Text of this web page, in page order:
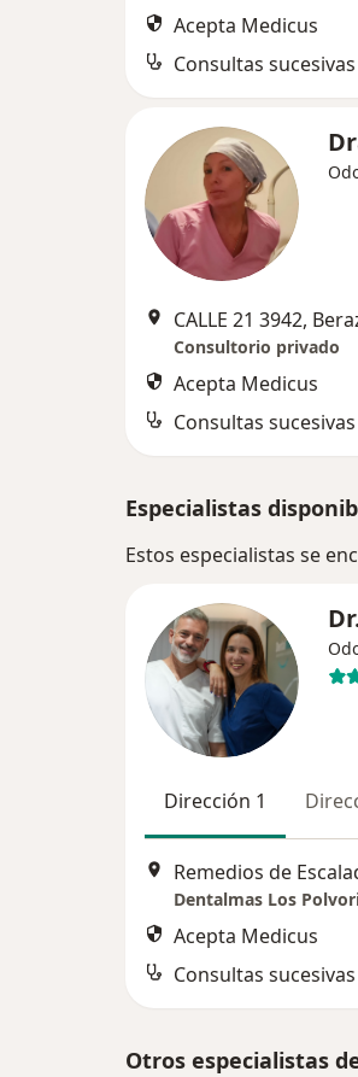
Acepta Medicus
CALLE 21 3942,
Consultorio privado
Acepta Medicus
Especialistas
Estos especialistas se
Dirección 1
Dentalmas Los
Acepta Medicus
Consultas
Otros especialistas